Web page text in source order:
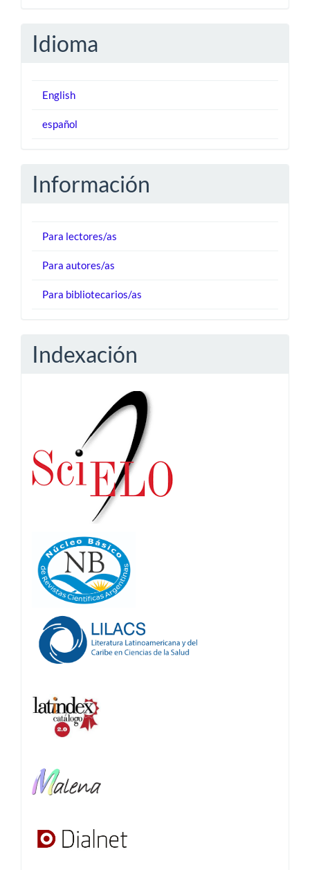
Idioma
English
español
Información
Para lectores/as
Para autores/as
Para bibliotecarios/as
Indexación